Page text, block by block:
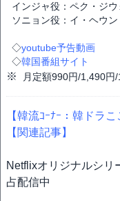
インジャ役：ペク・ジウ
ソニョン役：イ・ヘウン
◇youtube予告動画
◇韓国番組サイト
※ 月定額990円/1,490円
【韓流ｺｰﾅｰ：韓ドラこ
【関連記事】
Netflixオリジナルシリ
占配信中